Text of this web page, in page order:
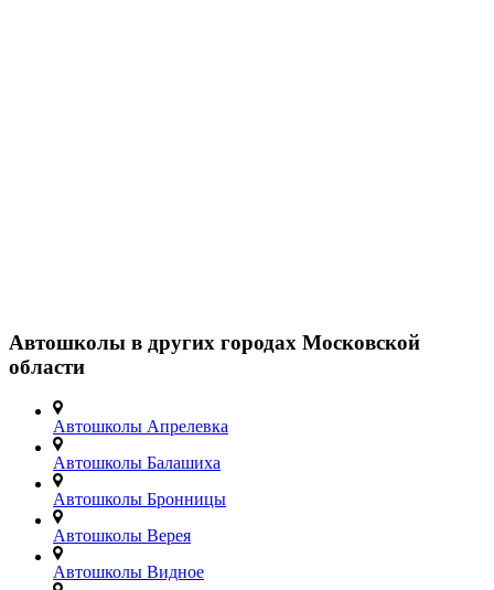
Автошколы в других городах Московской
области
Автошколы Апрелевка
Автошколы Балашиха
Автошколы Бронницы
Автошколы Верея
Автошколы Видное